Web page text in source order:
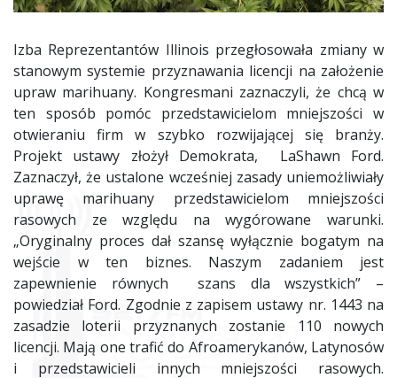
Izba Reprezentantów Illinois przegłosowała zmiany w
stanowym systemie przyznawania licencji na założenie
upraw marihuany. Kongresmani zaznaczyli, że chcą w
ten sposób pomóc przedstawicielom mniejszości w
otwieraniu firm w szybko rozwijającej się branży.
Projekt ustawy złożył Demokrata, LaShawn Ford.
Zaznaczył, że ustalone wcześniej zasady uniemożliwiały
uprawę marihuany przedstawicielom mniejszości
rasowych ze względu na wygórowane warunki.
„Oryginalny proces dał szansę wyłącznie bogatym na
wejście w ten biznes. Naszym zadaniem jest
zapewnienie równych szans dla wszystkich” –
powiedział Ford. Zgodnie z zapisem ustawy nr. 1443 na
zasadzie loterii przyznanych zostanie 110 nowych
licencji. Mają one trafić do Afroamerykanów, Latynosów
i przedstawicieli innych mniejszości rasowych.